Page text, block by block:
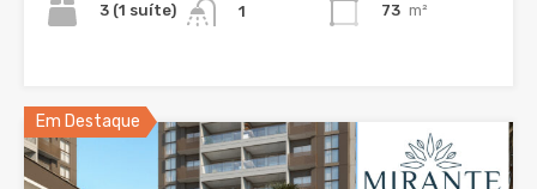
3 (1 suíte)
1
73 m²
Em Destaque